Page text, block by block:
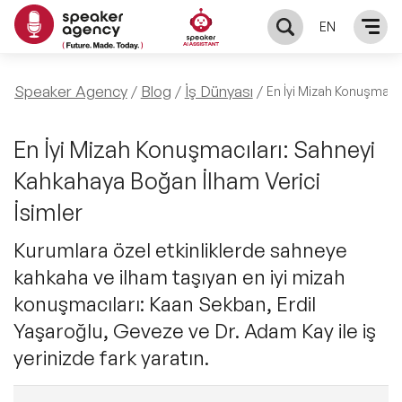
EN
KONUŞMACILAR
Yerel Konuşmacılar
Global Konuşmacılar
Tüm Konuşmacılar
KONULAR
Öne Çıkan Konular
Exclusive Konuşmacılarımız
Ünlü Konuşmacılar
İlham Veren Konuşmacılar
ÇÖZÜMLER
Keynote & Konuşma
Master Class Workshop
Akış Sunumu & Moderasyon
INFLUENCER
HAKKIMIZDA
Biz Kimiz?
BLOG
Speaker Agency Blog İş Dünyası En İyi Mizah
En İyi Mizah Konuşmacıları: Sahneyi
Kahkahaya Boğan İlham Verici
İsimler
Kurumlara özel etkinliklerde sahneye
kahkaha ve ilham taşıyan en iyi mizah
konuşmacıları: Kaan Sekban, Erdil
Yaşaroğlu, Geveze ve Dr. Adam Kay ile iş
yerinizde fark yaratın.